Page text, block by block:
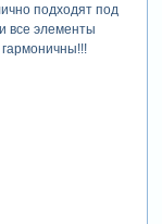
подходят под
все элементы
гармоничны!!!